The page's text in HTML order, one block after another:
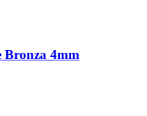
Bronza 4mm